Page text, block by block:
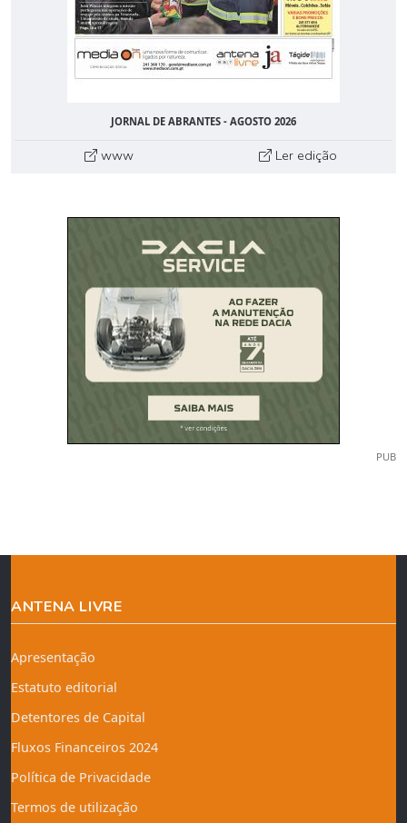
JORNAL DE ABRANTES - AGOSTO 2026
www Ler edição
PUB
ANTENA LIVRE
Apresentação
Estatuto editorial
Detentores de Capital
Fluxos Financeiros 2024
Política de Privacidade
Termos de utilização